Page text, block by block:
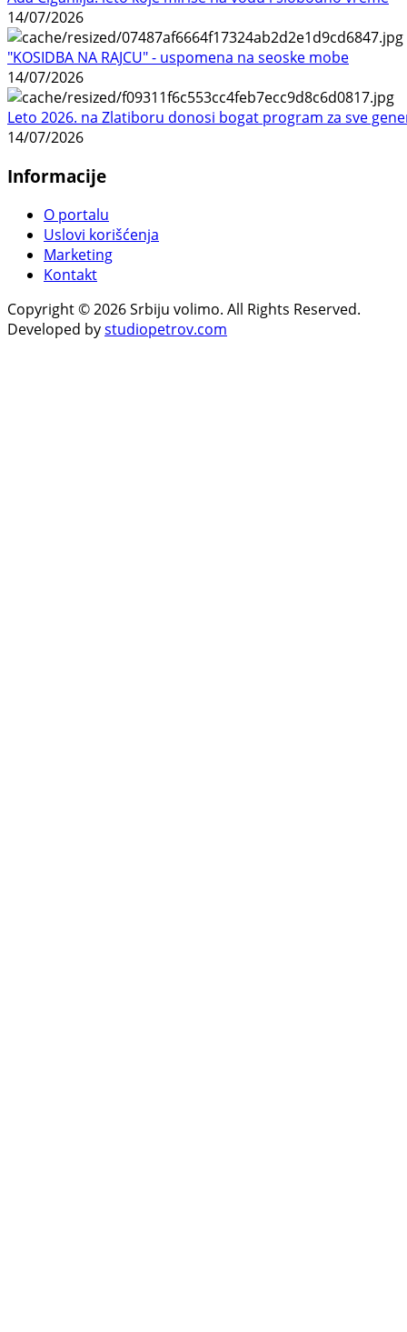
14/07/2026
"KOSIDBA NA RAJCU" - uspomena na seoske mobe
14/07/2026
Leto 2026. na Zlatiboru donosi bogat program za sve
14/07/2026
Informacije
O portalu
Uslovi korišćenja
Marketing
Kontakt
Copyright © 2026 Srbiju volimo. All Rights Reserved.
Developed bystudiopetrov.com